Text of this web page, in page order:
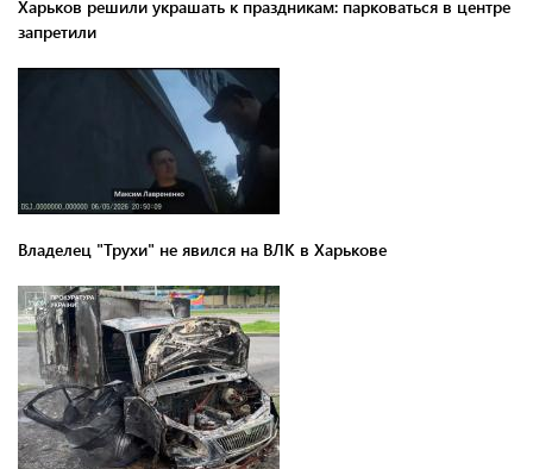
Харьков решили украшать к праздникам: парковаться в центре
запретили
Владелец "Трухи" не явился на ВЛК в Харькове